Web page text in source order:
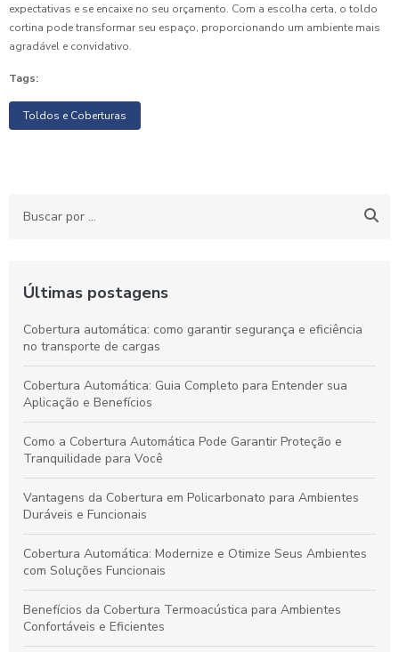
expectativas e se encaixe no seu orçamento. Com a escolha certa, o toldo
cortina pode transformar seu espaço, proporcionando um ambiente mais
agradável e convidativo.
Tags:
Toldos e Coberturas
Últimas postagens
Cobertura automática: como garantir segurança e eficiência
no transporte de cargas
Cobertura Automática: Guia Completo para Entender sua
Aplicação e Benefícios
Como a Cobertura Automática Pode Garantir Proteção e
Tranquilidade para Você
Vantagens da Cobertura em Policarbonato para Ambientes
Duráveis e Funcionais
Cobertura Automática: Modernize e Otimize Seus Ambientes
com Soluções Funcionais
Benefícios da Cobertura Termoacústica para Ambientes
Confortáveis e Eficientes